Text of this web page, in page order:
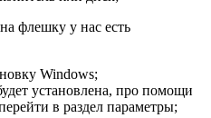
флешку у нас есть
Windows;
установлена, про помощи
в раздел параметры;